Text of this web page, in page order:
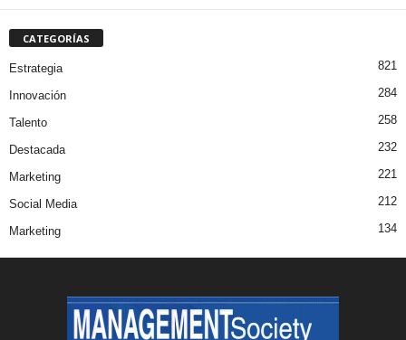
CATEGORÍAS
Estrategia 821
Innovación 284
Talento 258
Destacada 232
Marketing 221
Social Media 212
Marketing 134